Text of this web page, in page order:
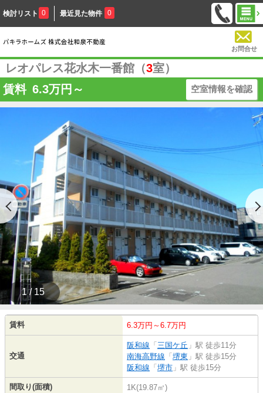
検討リスト 0 最近見た物件 0
お問合せ
レオパレス花水木一番館（3室）
賃料 6.3万円～ 空室情報を確認
1 / 15
賃料 6.3万円～6.7万円
交通
阪和線 「 三国ケ丘 」駅 徒歩11分
南海高野線 「 堺東 」駅 徒歩15分
阪和線 「 堺市 」駅 徒歩15分
間取り(面積) 1K(19.87㎡)